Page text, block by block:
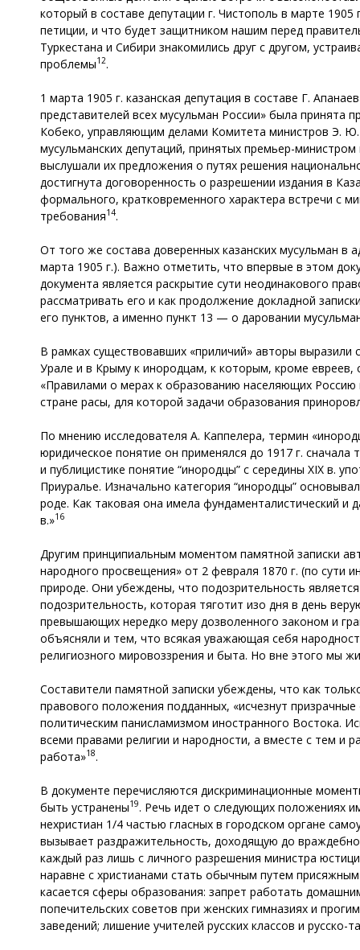
который в составе депутации г. Чистополь в марте
петиции, и что будет защитником нашим перед
Туркестана и Сибири знакомились друг с другом,
проблемы12.
1 марта 1905 г. казанская депутация в составе Г.
представителей всех мусульман России» была
Кобеко, управляющим делами Комитета министров Э.
мусульманских депутаций, принятых премьер-
выслушали их предложения о путях решения
достигнута договоренность о разрешении издания в
формального, кратковременного характера встречи с
требования14.
От того же состава доверенных казанских мусульман
марта 1905 г.). Важно отметить, что впервые в этом
документа является раскрытие сути неодинакового
рассматривать его и как продолжение докладной
его пунктов, а именно пункт 13 — о даровании
В рамках существовавших «приличий» авторы
Урале и в Крыму к инородцам, к которым, кроме евреев,
«Правилами о мерах к образованию населяющих Россию
стране расы, для которой задачи образования
По мнению исследователя А. Каппелера, термин
юридическое понятие он применялся до 1917 г.
и публицистике понятие “инородцы” с середины XIX в.
Приуралье. Изначально категория “инородцы”
роде. Как таковая она имела фундаменталистический и
в.»16
Другим принципиальным моментом памятной записки
народного просвещения» от 2 февраля 1870 г. (по сути
природе. Они убеждены, что подозрительность
подозрительность, которая тяготит изо дня в день
превышающих нередко меру дозволенного законом и
объясняли и тем, что всякая уважающая себя
религиозного мировоззрения и быта. Но вне этого мы
Составители памятной записки убеждены, что как
правового положения подданных, «исчезнут
политическим панисламизмом иностранного Востока.
всеми правами религии и народности, а вместе с тем и
работа»18.
В документе перечисляются дискриминационные
быть устранены19. Речь идет о следующих положениях
нехристиан 1/4 частью гласных в городском органе
вызывает раздражительность, доходящую до
каждый раз лишь с личного разрешения министра
наравне с христианами стать обычным путем
касается сферы образования: запрет работать
попечительских советов при женских гимназиях и
заведений; лишение учителей русских классов и